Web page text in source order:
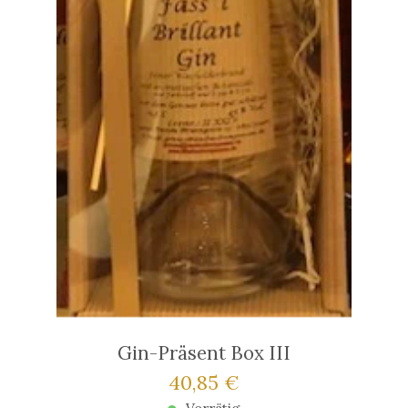
€ Gin-Präsent Box III
Verkaufspreis: 40,85 €
40,85 €